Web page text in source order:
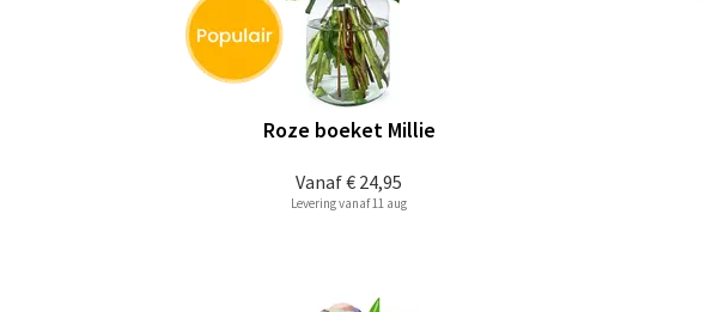
Vanaf€ 24,95
Roze boeket Millie
Levering vanaf 11 aug